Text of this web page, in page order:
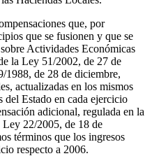
que, por
que se fusionen y que se
Actividades Económicas
la Ley 51/2002, de 27 de
1988, de 28 de diciembre,
actualizadas en los mismos
del Estado en cada ejercicio
adicional, regulada en la
22/2005, de 18 de
términos que los ingresos
respecto a 2006.